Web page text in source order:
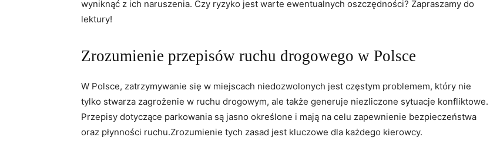
wyniknąć z ich naruszenia. Czy ryzyko jest warte ewentualnych oszczędności?⁣ Zapraszamy do
lektury!
Zrozumienie przepisów ruchu drogowego ⁤w ‌Polsce
W Polsce, zatrzymywanie ‍się w miejscach niedozwolonych jest częstym ‍problemem, który nie‍
tylko stwarza zagrożenie w ⁢ruchu drogowym, ‌ale⁣ także generuje niezliczone sytuacje‍ konfliktowe.
Przepisy dotyczące ⁣parkowania są jasno określone i mają na​ celu zapewnienie ⁢bezpieczeństwa
oraz płynności‍ ruchu.Zrozumienie tych zasad jest kluczowe dla każdego ‍kierowcy.